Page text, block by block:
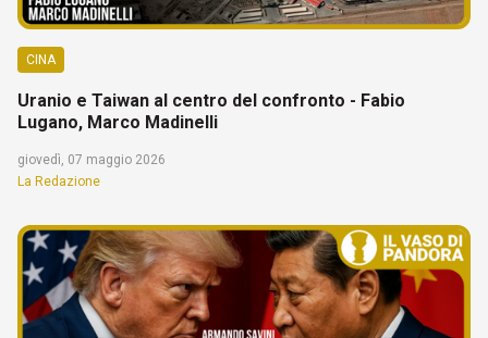
CINA
Uranio e Taiwan al centro del confronto - Fabio
Lugano, Marco Madinelli
giovedì, 07 maggio 2026
La Redazione